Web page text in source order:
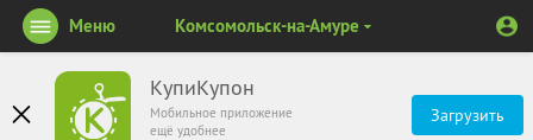
КупиКупон
Мобильное приложение
ещё удобнее
Загрузить
Меню Комсомольск-на-Амуре